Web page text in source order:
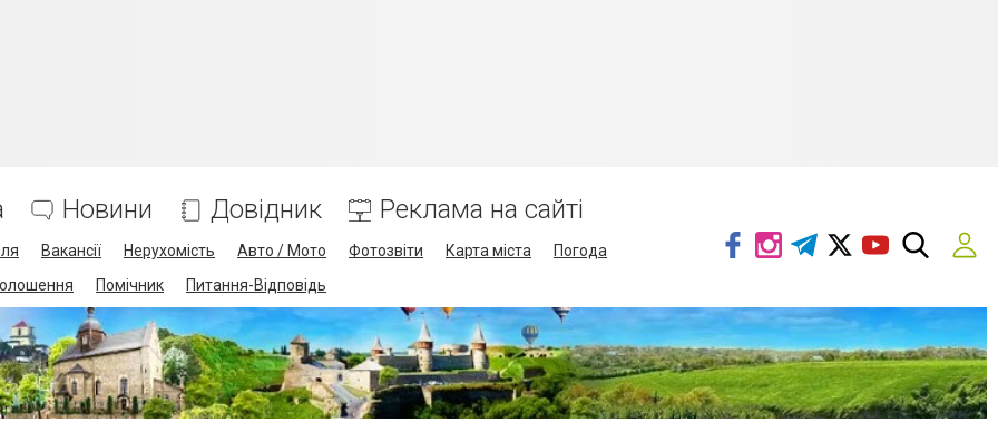
Новини Довідник Реклама на сайті
Вакансії Нерухомість Авто / Мото Фотозвіти Карта міста
Погода
Помічник Питання-Відповідь